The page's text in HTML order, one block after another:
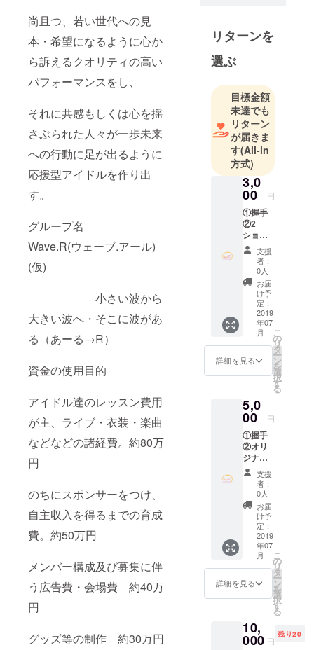
尚且つ、若い世代への見
本・希望になるように心か
ら訴えるクオリティの高い
パフォーマンスをし、
それに共感もしくは心を揺
さぶられた人々が一歩未来
への行動に足が出るように
応援型アイドルを作り出
す。
グループ名
Wave.R(ウェーブ.アール)
(仮)
小さい波から
大きい波へ・そこに波があ
る（あーる→R）
資金の使用目的
アイドル達のレッスン費用
が主、ライブ・衣装・楽曲
などなどの諸経費。約80万
円
のちにスポンサーをつけ、
自主収入を得るまでの育成
費。約50万円
メンバー構成及び募集に伴
う広告費・会場費 約40万
円
グッズ等の制作 約30万円
をもたらす
なり得る店
ン事務所Ｐ
ＲＯＪＥＣ
Ｔ
リターンを
選ぶ
目標金額
未達でも
リターン
が届きま
す(All-in
方式)
3,0
00 円
①握手
②2
ショッ
ト写真
（メン
バー1人
限定）
支援
者：
0人
お届
け予
定：
2019
年07
月
詳細を見る
こ
の
リ
タ
ー
ン
を
選
択
す
る
5,0
00 円
①握手
②オリ
ジナル
グッズ1
点 ③サ
イン
（グ
ループ
全員）
支援
者：
0人
お届
け予
定：
2019
年07
月
詳細を見る
こ
の
リ
タ
ー
ン
を
選
択
す
る
10,
000 円
残り20